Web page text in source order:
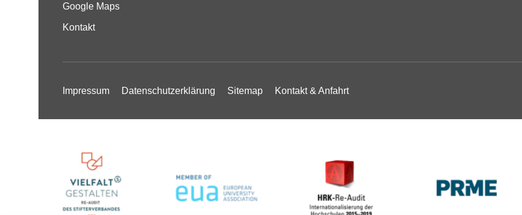
Google Maps
Kontakt
Impressum Datenschutzerklärung Sitemap Kontakt & Anfahrt